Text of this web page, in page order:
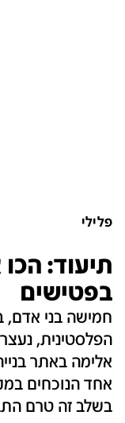
פלילי
תיעוד:
בפטישים
חמישה בני
הפלסטינית,
אלימה באתר
אחד הנוכחים
בשלב זה טרם